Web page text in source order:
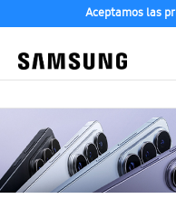
Aceptamos las